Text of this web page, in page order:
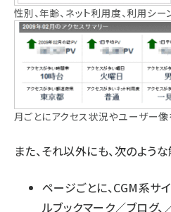
性別、年齢、ネット利用度、利用シー
月ごとにアクセス状況やユーザー像
また、それ以外にも、次のよう
ページごとに、CGM系サ
ルブックマーク／ブログ、